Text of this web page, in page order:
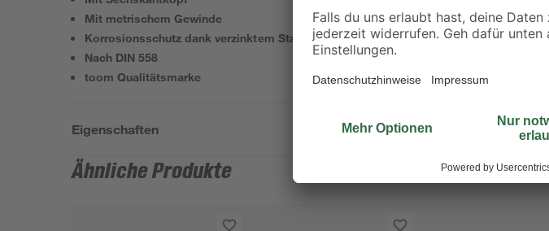
Mit metrischem Gewinde
Korrosionsschutz dank verzinktem Stahl
Nach DIN 558
toom Qualitätsmarke
Eigenschaften
Ähnliche Produkte